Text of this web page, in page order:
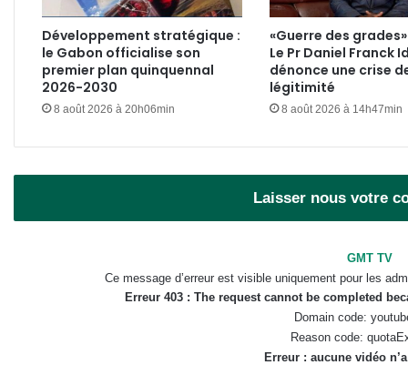
Développement stratégique :
le Gabon officialise son
premier plan quinquennal
2026-2030
8 août 2026 à 20h06min
«Guerre des grades»
Le Pr Daniel Franck
dénonce une crise
légitimité
8 août 2026 à 14h47min
Laisser nous votre
GMT TV
Ce message d’erreur est visible uniquement pour les
Erreur 403 : The request cannot be completed
Domain code:
Reason code:
Erreur : aucune vidéo